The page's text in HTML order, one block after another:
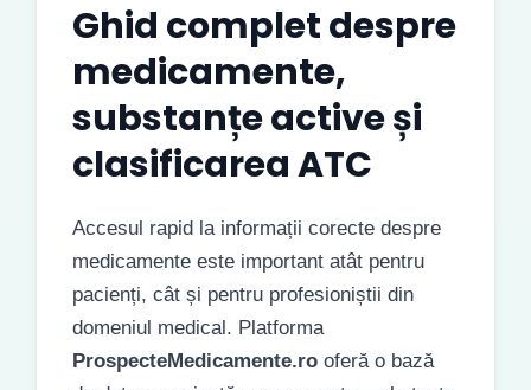
Ghid complet despre
medicamente,
substanțe active și
clasificarea ATC
Accesul rapid la informații corecte despre
medicamente este important atât pentru
pacienți, cât și pentru profesioniștii din
domeniul medical. Platforma
ProspecteMedicamente.ro oferă o bază